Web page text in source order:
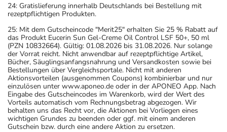
24: Gratislieferung innerhalb Deutschlands bei Bestellung mit
rezeptpflichtigen Produkten.
25: Mit dem Gutscheincode "Merit25" erhalten Sie 25 % Rabatt auf
das Produkt Eucerin Sun Gel-Creme Oil Control LSF 50+, 50 ml
(PZN 10832664). Gültig: 01.08.2026 bis 31.08.2026. Nur solange
der Vorrat reicht. Nicht anwendbar auf rezeptpflichtige Artikel,
Bücher, Säuglingsanfangsnahrung und Versandkosten sowie bei
Bestellungen über Vergleichsportale. Nicht mit anderen
Aktionsvorteilen (ausgenommen Coupons) kombinierbar und nur
einzulösen unter www.aponeo.de oder in der APONEO App. Nach
Eingabe des Gutscheincodes im Warenkorb, wird der Wert des
Vorteils automatisch vom Rechnungsbetrag abgezogen. Wir
behalten uns das Recht vor, die Aktionen bei Vorliegen eines
wichtigen Grundes zu beenden oder ggf. mit einem anderen
Gutschein bzw. durch eine andere Aktion zu ersetzen.